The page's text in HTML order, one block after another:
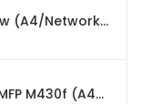
Impressora HP LaserJet Pro M404dw (A4/Network/WiFi)
Impressora HP LaserJet Enterprise MFP M430f (A4/Network/All-in-One)